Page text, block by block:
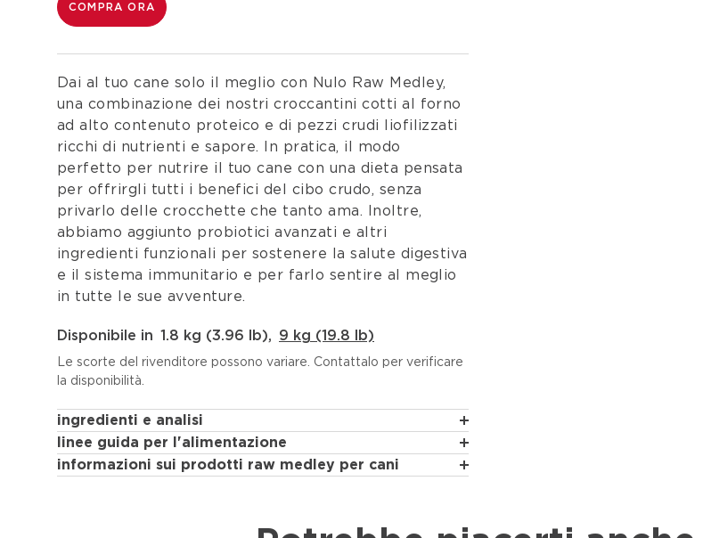
COMPRA ORA
Dai al tuo cane solo il meglio con Nulo Raw Medley,
una combinazione dei nostri croccantini cotti al forno
ad alto contenuto proteico e di pezzi crudi liofilizzati
ricchi di nutrienti e sapore. In pratica, il modo
perfetto per nutrire il tuo cane con una dieta pensata
per offrirgli tutti i benefici del cibo crudo, senza
privarlo delle crocchette che tanto ama. Inoltre,
abbiamo aggiunto probiotici avanzati e altri
ingredienti funzionali per sostenere la salute digestiva
e il sistema immunitario e per farlo sentire al meglio
in tutte le sue avventure.
Disponibile in 1.8 kg (3.96 lb), 9 kg (19.8 lb)
Le scorte del rivenditore possono variare. Contattalo per verificare
la disponibilità.
ingredienti e analisi
linee guida per l'alimentazione
informazioni sui prodotti raw medley per cani